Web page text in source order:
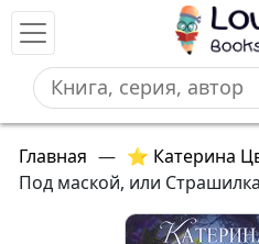
Главная — ⭐ Катерина
Под маской, или